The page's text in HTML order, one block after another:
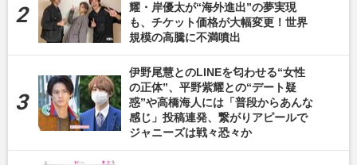
耀・岸優太が“海外進出”の夢実現
も、チケット価格が大幅変更！世界
規模の高騰に不満噴出
伊野尾慧とのLINEを匂わせる“女性
の正体”、平野紫耀との“デート疑
惑”や高橋海人には「普段からあんな
感じ」投稿連発、繋がりアピールで
ジャニーズは戦々恐々か